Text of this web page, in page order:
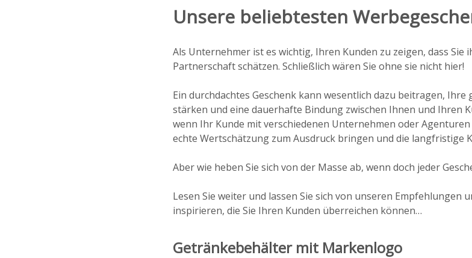
Unsere beliebtesten
Als Unternehmer ist es wichtig, Ihren Kunden zu zeigen, dass
Partnerschaft schätzen. Schließlich wären Sie ohne sie nicht hier!
Ein durchdachtes Geschenk kann wesentlich dazu beitragen,
stärken und eine dauerhafte Bindung zwischen Ihnen und Ihren
wenn Ihr Kunde mit verschiedenen Unternehmen oder
echte Wertschätzung zum Ausdruck bringen und die langfristige
Aber wie heben Sie sich von der Masse ab, wenn doch jeder
Lesen Sie weiter und lassen Sie sich von unseren Empfehlungen
inspirieren, die Sie Ihren Kunden überreichen können…
Getränkebehälter mit Markenlogo